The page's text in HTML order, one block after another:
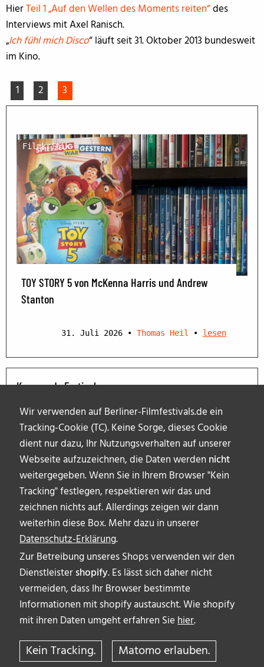
Wir verwenden auf Berliner-Filmfestivals.de ein
Tracking-Cookie (TC). Keine Sorge, dieses Cookie
dient nur dazu, Ihr Nutzungsverhalten auf unserer
Webseite aufzuzeichnen, die Daten werden nicht
weitergegeben. Wenn Sie in Ihrem Browser "Kein
Tracking" festlegen, respektieren wir das und
zeichnen nichts auf. Allerdings zeigen wir dann
weiterhin diese Box. Mehr dazu in unserer
Datenschutz-Erklärung.
Zur Betreibung unseres Shops verwenden wir den
Dienstleistershopify. Es lässt sich daher nicht
vermeiden, dass Ihr Browser bestimmte
Informationen mit shopify austauscht. Wie shopify
mit ihren Daten umgeht erfahren Siehier.
Kein Tracking. Matomo erlauben.
HierTeil 1 „Auf den Wellen des Moments reiten“des
Interviews mit Axel Ranisch.
„Ich fühl mich Disco“ läuft seit 31. Oktober 2013 bundesweit
im Kino.
1 2 3
Filmkritik
TOY STORY 5 von McKenna Harris und Andrew
Stanton
31. Juli 2026 • Thomas Heil • lesen
Kommende Festivals
ÜBER UNS
AUTOR_INNEN
DATENSCHUTZERKLÄRUNG